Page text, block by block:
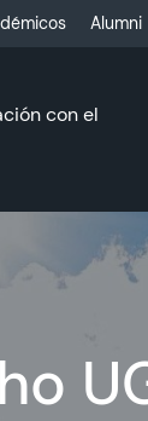
Alumni
con el